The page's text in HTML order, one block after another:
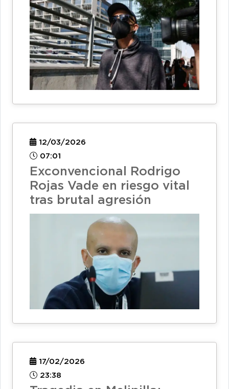
12/03/2026
07:01
Exconvencional Rodrigo
Rojas Vade en riesgo vital
tras brutal agresión
17/02/2026
23:38